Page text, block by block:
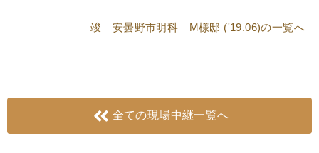
竣 安曇野市明科 M様邸 ('19.06)の一覧へ
全ての現場中継一覧へ